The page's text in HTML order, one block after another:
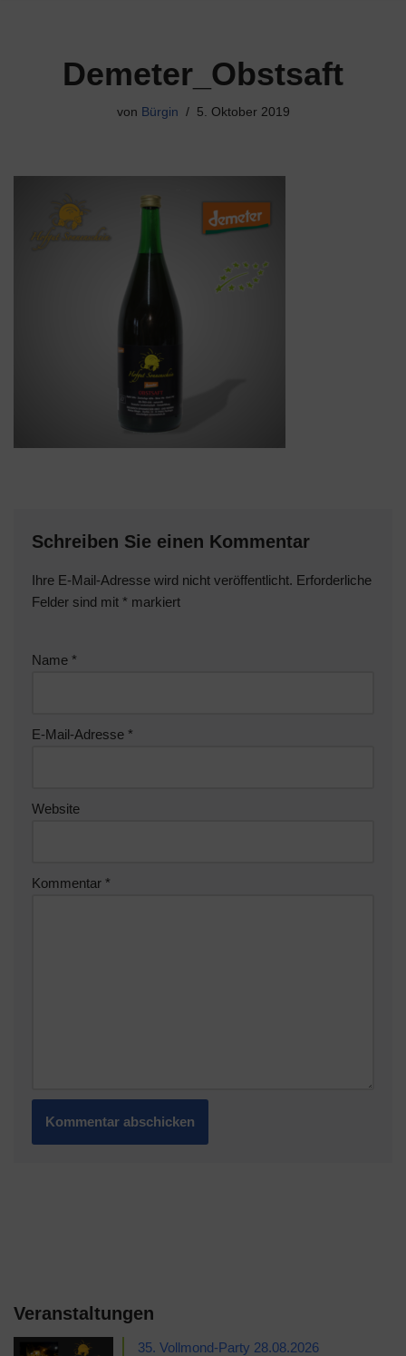
Demeter_Obstsaft
von Bürgin 5. Oktober 2019
Schreiben Sie einen Kommentar
Ihre E-Mail-Adresse wird nicht veröffentlicht. Erforderliche
Felder sind mit * markiert
Name *
E-Mail-Adresse *
Website
Kommentar *
Veranstaltungen
35. Vollmond-Party 28.08.2026